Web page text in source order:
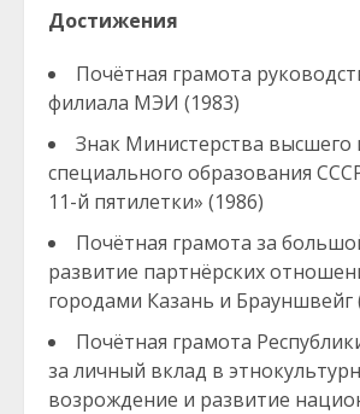
Достижения
Почётная грамота
филиала МЭИ (1983)
Знак Министерства высшего
специального образования
11-й пятилетки» (1986)
Почётная грамота за
развитие партнёрских
городами Казань и Брауншвейг
Почётная грамота
за личный вклад в
возрождение и развитие